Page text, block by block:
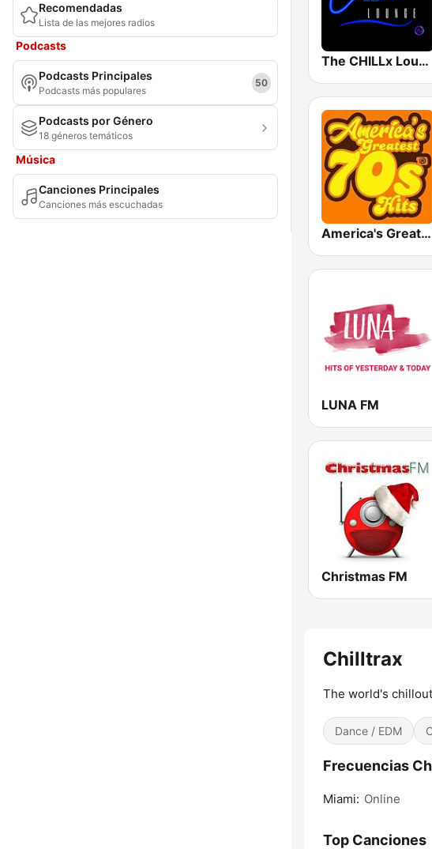
Recomendadas
Lista de las mejores radios
Podcasts
Podcasts Principales
Podcasts más populares
50
Podcasts por Género
18 géneros temáticos
Música
Canciones Principales
Canciones más escuchadas
The CHILLx Lounge
America's Greatest 70s Hits
LUNA FM
Christmas FM
Chilltrax
The world's
Dance / EDM
Frecuencias
Miami: Online
Top Canciones